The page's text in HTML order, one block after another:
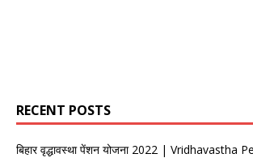
RECENT POSTS
बिहार वृद्धावस्था पेंशन योजना 2022 | Vridhavastha